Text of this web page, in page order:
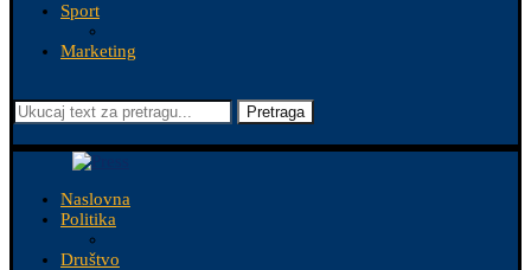
Sport
Marketing
Pretraga
Naslovna
Politika
Društvo